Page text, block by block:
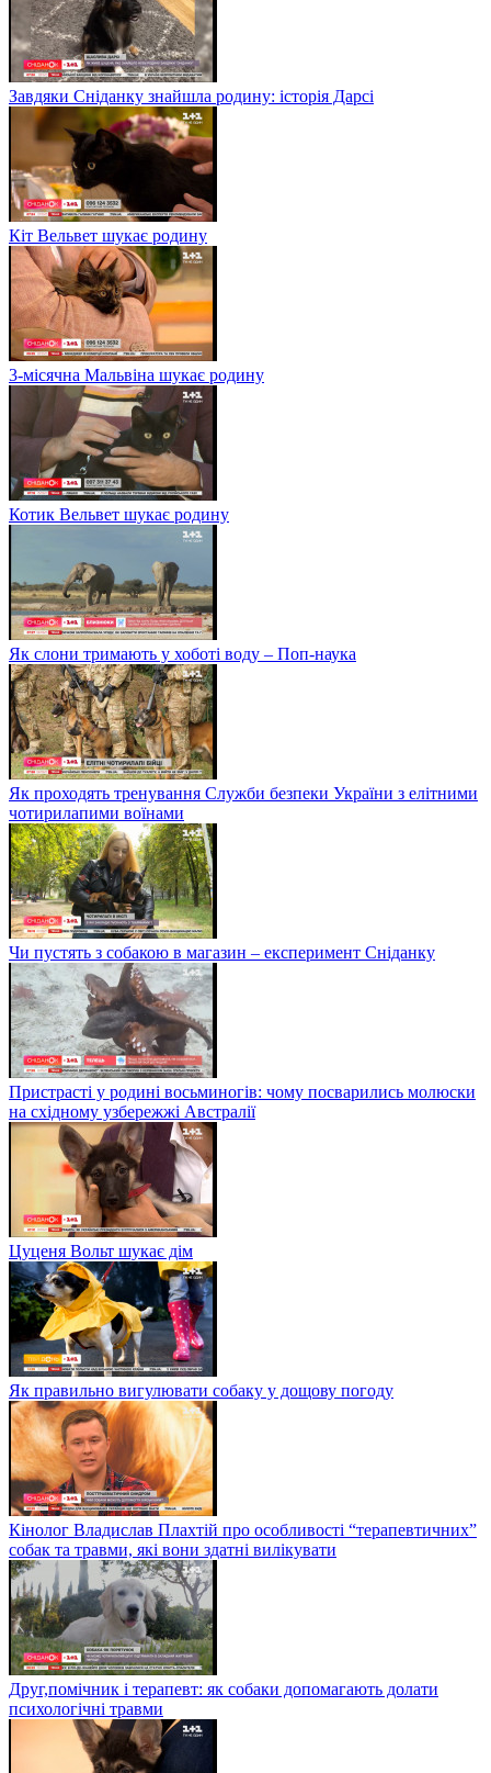
Завдяки Сніданку знайшла родину: історія Дарсі
Кіт Вельвет шукає родину
3-місячна Мальвіна шукає родину
Котик Вельвет шукає родину
Як слони тримають у хоботі воду – Поп-наука
Як проходять тренування Служби безпеки України з елітними
чотирилапими воїнами
Чи пустять з собакою в магазин – експеримент Сніданку
Пристрасті у родині восьминогів: чому посварились молюски
на східному узбережжі Австралії
Цуценя Вольт шукає дім
Як правильно вигулювати собаку у дощову погоду
Кінолог Владислав Плахтій про особливості “терапевтичних”
собак та травми, які вони здатні вилікувати
Друг,помічник і терапевт: як собаки допомагають долати
психологічні травми